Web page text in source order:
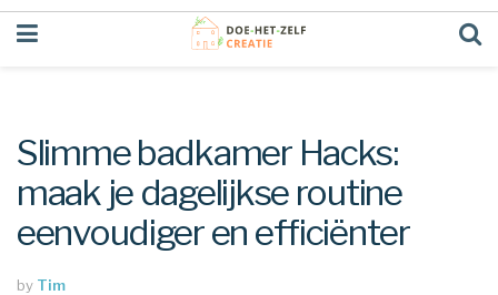
Slimme badkamer Hacks:
maak je dagelijkse routine
eenvoudiger en efficiënter
by Tim